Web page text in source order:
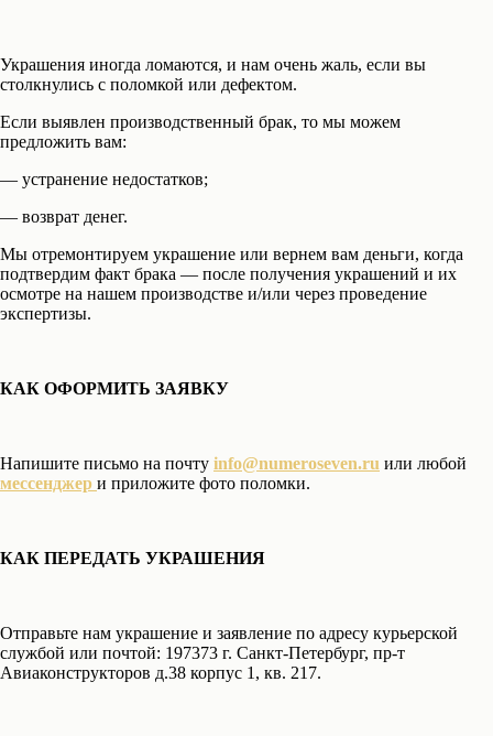
Украшения иногда ломаются, и нам очень жаль, если вы
столкнулись с поломкой или дефектом.
Если выявлен производственный брак, то мы можем
предложить вам:
— устранение недостатков;
— возврат денег.
Мы отремонтируем украшение или вернем вам деньги, когда
подтвердим факт брака — после получения украшений и их
осмотре на нашем производстве и/или через проведение
экспертизы.
КАК ОФОРМИТЬ ЗАЯВКУ
Напишите письмо на почту info@numeroseven.ru или любой
мессенджер и приложите фото поломки.
КАК ПЕРЕДАТЬ УКРАШЕНИЯ
Отправьте нам украшение и заявление по адресу курьерской
службой или почтой: 197373 г. Санкт-Петербург, пр-т
Авиаконструкторов д.38 корпус 1, кв. 217.